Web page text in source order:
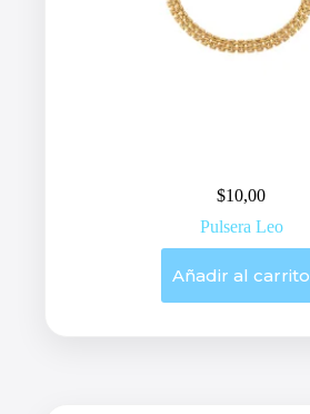
$10,00
Pulsera Leo
Añadir al carrito